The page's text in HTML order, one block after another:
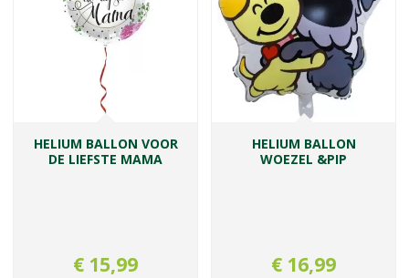
HELIUM BALLON VOOR
DE LIEFSTE MAMA
€ 15,99
HELIUM BALLON
WOEZEL &PIP
€ 16,99